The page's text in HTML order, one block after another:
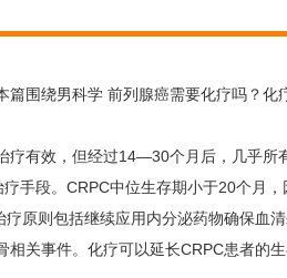
围绕男科学 前列腺癌需要化疗吗？化
疗有效，但经过14—30个月后，几乎所
手段。CRPC中位生存期小于20个月
原则包括继续应用内分泌药物确保血
关事件。化疗可以延长CRPC患者的